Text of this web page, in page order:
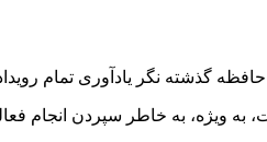
گذشته نگر یادآوری تمام
به ویژه، به خاطر سپردن انجام